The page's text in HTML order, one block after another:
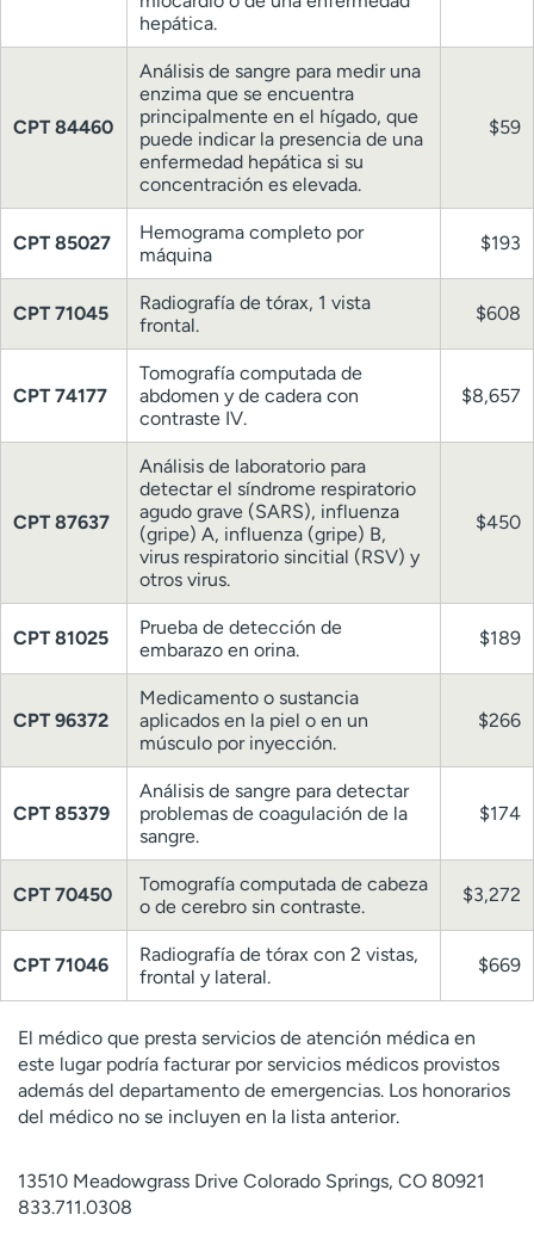
hepática.
CPT 84460
Análisis de sangre para medir una
enzima que se encuentra
principalmente en el hígado, que
puede indicar la presencia de una
enfermedad hepática si su
concentración es elevada.
$59
CPT 85027
Hemograma completo por
máquina
$193
CPT 71045
Radiografía de tórax, 1 vista
frontal.
$608
CPT 74177
Tomografía computada de
abdomen y de cadera con
contraste IV.
$8,657
CPT 87637
Análisis de laboratorio para
detectar el síndrome respiratorio
agudo grave (SARS), influenza
(gripe) A, influenza (gripe) B,
virus respiratorio sincitial (RSV) y
otros virus.
$450
CPT 81025
Prueba de detección de
embarazo en orina.
$189
CPT 96372
Medicamento o sustancia
aplicados en la piel o en un
músculo por inyección.
$266
CPT 85379
Análisis de sangre para detectar
problemas de coagulación de la
sangre.
$174
CPT 70450
Tomografía computada de cabeza
o de cerebro sin contraste.
$3,272
CPT 71046
Radiografía de tórax con 2 vistas,
frontal y lateral.
$669
El médico que presta servicios de atención médica en
este lugar podría facturar por servicios médicos provistos
además del departamento de emergencias. Los honorarios
del médico no se incluyen en la lista anterior.
13510 Meadowgrass Drive Colorado Springs, CO 80921
833.711.0308